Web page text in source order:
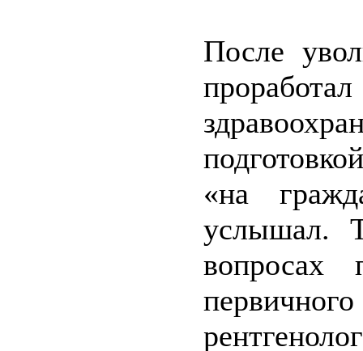
После
«на
услышал.
вопросах